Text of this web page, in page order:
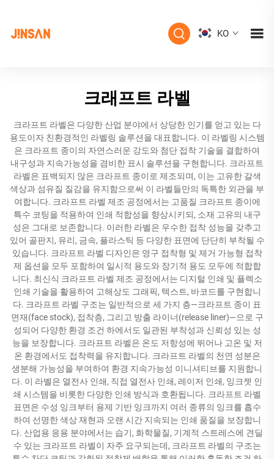
KO
크래프트 라벨
크라프트 라벨은 다양한 산업 분야에서 상당한 인기를 얻고 있는 다
용도이자 친환경적인 라벨링 솔루션을 대표합니다. 이 라벨링 시스템
은 크라프트 종이의 자연스러운 강도와 첨단 접착 기술을 결합하여
내구성과 지속가능성을 겸비한 표시 솔루션을 구현합니다. 크라프트
라벨은 표백되지 않은 크라프트 종이로 제조되며, 이는 고유한 갈색
색상과 섬유질 질감을 유지함으로써 이 라벨들만의 독특한 외관을 부
여합니다. 크라프트 라벨 제조 공정에서는 고품질 크라프트 종이에
특수 코팅을 적용하여 인쇄 적합성을 향상시키되, 소재 고유의 내구
성은 그대로 보존합니다. 이러한 라벨은 우수한 접착 성능을 갖추고
있어 골판지, 유리, 금속, 플라스틱 등 다양한 표면에 단단히 부착될 수
있습니다. 크라프트 라벨 디자인은 영구 접착형 및 제거 가능형 접착
제 옵션을 모두 포함하여 일시적 용도와 장기적 용도 모두에 적합합
니다. 최신식 크라프트 라벨 제조 공정에서는 디지털 인쇄 및 플렉소
인쇄 기술을 활용하여 고해상도 그래픽, 텍스트, 바코드를 구현합니
다. 크라프트 라벨 구조는 일반적으로 세 가지 층—크라프트 종이 표
면재(face stock), 접착층, 그리고 방출 라이너(release liner)—으로 구
성되어 다양한 환경 조건 하에서도 일관된 부착성과 신뢰성 있는 성
능을 보장합니다. 크라프트 라벨은 온도 저항성에 뛰어나 고온 및 저
온 환경에서도 접착력을 유지합니다. 크라프트 라벨의 천연 성분은
생분해 가능성을 부여하여 환경 지속가능성 이니셔티브를 지원합니
다. 이 라벨은 열전사 인쇄, 직접 열전사 인쇄, 레이저 인쇄, 잉크젯 인
쇄 시스템을 비롯한 다양한 인쇄 방식과 호환됩니다. 크라프트 라벨
표면은 수성 잉크부터 용제 기반 잉크까지 여러 종류의 잉크를 흡수
하여 선명한 색상 재현과 오랜 시간 지속되는 인쇄 품질을 보장합니
다. 산업용 응용 분야에서는 습기, 화학물질, 기계적 스트레스에 견딜
수 있는 크라프트 라벨이 자주 요구되는데, 크라프트 라벨의 구조는